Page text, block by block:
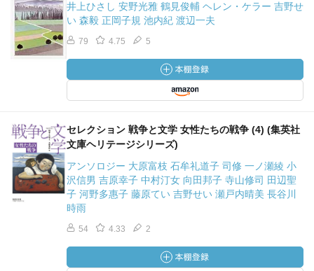
2017/01/17 22:54井上ひさし 安野光雅 鶴見俊輔 ヘレン・ケラー 吉野せ
い 森毅 正岡子規 池内紀 渡辺一夫
79 4.75 5
セレクション 戦争と文学 女性たちの戦争 (4) (集英社
文庫ヘリテージシリーズ)
アンソロジー 大原富枝 石牟礼道子 司修 一ノ瀬綾 小
沢信男 吉原幸子 中村汀女 向田邦子 寺山修司 田辺聖
子 河野多惠子 藤原てい 吉野せい 瀬戸内晴美 長谷川
時雨
54 4.33 2